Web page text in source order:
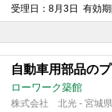
受理日：8月3日 有効
自動車用部品の
ローワーク築館
株式会社 北光 - 宮城